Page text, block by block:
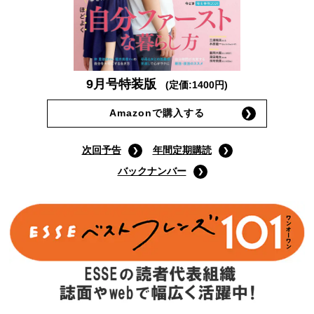
9月号特装版 (定価:1400円)
Amazonで購入する
次回予告
年間定期購読
バックナンバー